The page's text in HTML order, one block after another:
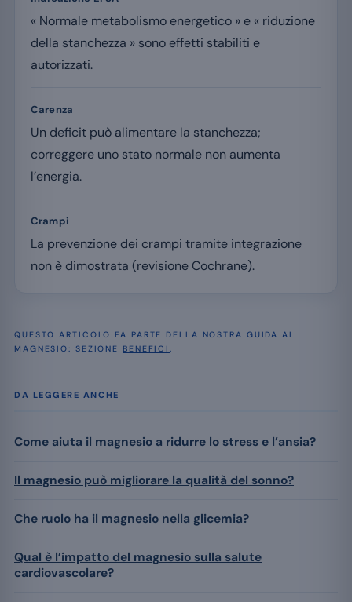
« Normale metabolismo energetico » e « riduzione
della stanchezza » sono effetti stabiliti e
autorizzati.
Carenza
Un deficit può alimentare la stanchezza;
correggere uno stato normale non aumenta
l’energia.
Crampi
La prevenzione dei crampi tramite integrazione
non è dimostrata (revisione Cochrane).
QUESTO ARTICOLO FA PARTE DELLA NOSTRA GUIDA AL
MAGNESIO: SEZIONEBENEFICI.
DA LEGGERE ANCHE
Come aiuta il magnesio a ridurre lo stress e l’ansia?
Il magnesio può migliorare la qualità del sonno?
Che ruolo ha il magnesio nella glicemia?
Qual è l’impatto del magnesio sulla salute
cardiovascolare?